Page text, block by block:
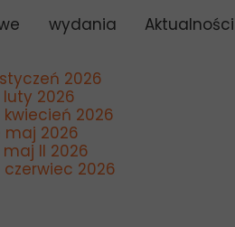
wydania Aktualności
2026
2026
2026
maj 2026
II 2026
2026